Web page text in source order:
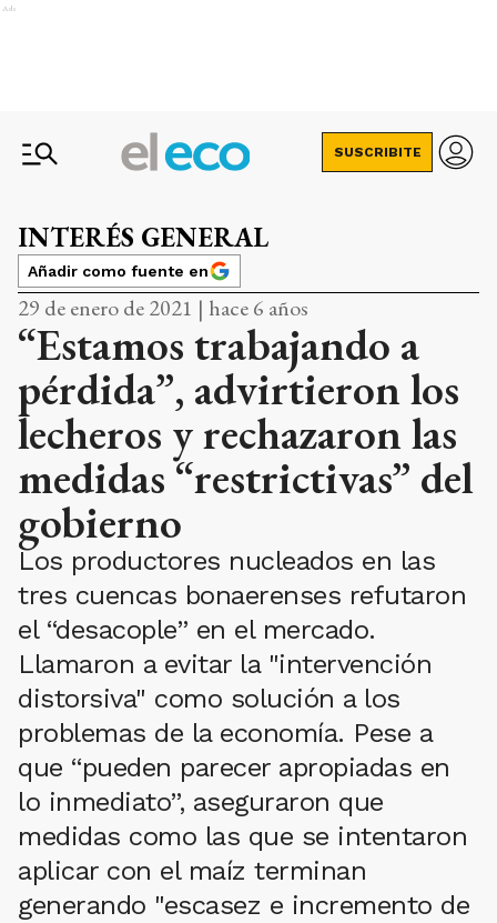
Ads
SUSCRIBITE
INTERÉS GENERAL
Añadir como fuente en
29 de enero de 2021 | hace 6 años
“Estamos trabajando a
pérdida”, advirtieron los
lecheros y rechazaron las
medidas “restrictivas” del
gobierno
Los productores nucleados en las
tres cuencas bonaerenses refutaron
el “desacople” en el mercado.
Llamaron a evitar la "intervención
distorsiva" como solución a los
problemas de la economía. Pese a
que “pueden parecer apropiadas en
lo inmediato”, aseguraron que
medidas como las que se intentaron
aplicar con el maíz terminan
generando "escasez e incremento de